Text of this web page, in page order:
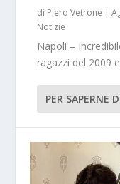
di Piero Vetrone |
Notizie
Napoli –
ragazzi del 2009
PER SAPERNE